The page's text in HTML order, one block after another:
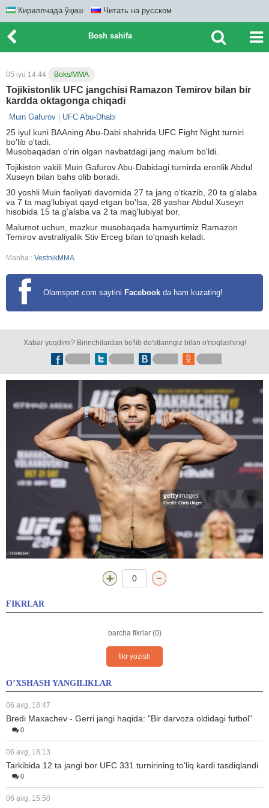
Кириллчада ўқиш Читать на русском
Bosh sahifa
05 iyu 14:44 Boks/MMA
Tojikistonlik UFC jangchisi Ramazon Temirov bilan bir
kardda oktagonga chiqadi
Muin Gafurov UFC Abu-Dhabi
25 iyul kuni BAAning Abu-Dabi shahrida UFC Fight Night turniri
bo'lib o'tadi.
Musobaqadan o'rin olgan navbatdagi jang malum bo'ldi.
Tojikiston vakili Muin Gafurov Abu-Dabidagi turnirda eronlik Abdul
Xuseyn bilan bahs olib boradi.
30 yoshli Muin faoliyati davomida 27 ta jang o'tkazib, 20 ta g'alaba
va 7 ta mag'lubiyat qayd etgan bo'lsa, 28 yashar Abdul Xuseyn
hisobida 15 ta g'alaba va 2 ta mag'lubiyat bor.
Malumot uchun, mazkur musobaqada hamyurtimiz Ramazon
Temirov avstraliyalik Stiv Erceg bilan to'qnash keladi.
Manba : VestnikMMA
Olamsport.com saytini Facebook da ham kuzating!
Xabar yoqdimi? Birinchilardan bo'lib do'stlaringiz bilan o'rtoqlashing!
0
FIKRLAR
barcha fikrlar (0)
fikr yozish
O’XSHASH YANGILIKLAR
06 avg, 18:47
Bredi Maxachev - Gerri jangi haqida: "Bir darvoza oldidagi futbol"
0
06 avg, 18:13
Tarkibida 12 ta jangi bor UFC 331 turnirining to'liq kardi tasdiqlandi
0
06 avg, 15:50